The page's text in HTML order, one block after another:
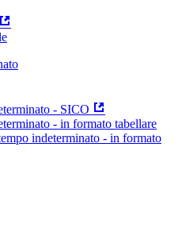
- SICO
- in formato tabellare
indeterminato - in formato